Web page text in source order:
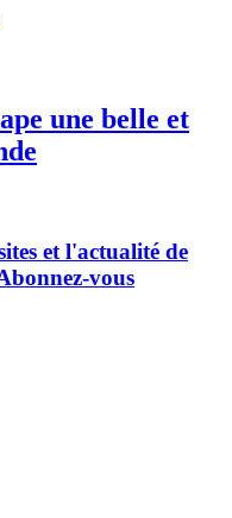
une belle et
et l'actualité de
vous